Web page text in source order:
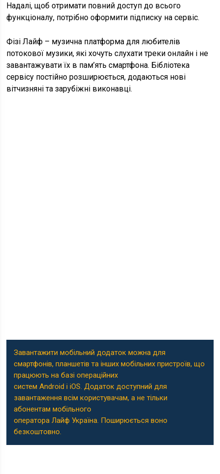
Надалі, щоб отримати повний доступ до всього
функціоналу, потрібно оформити підписку на сервіс.
Фізі Лайф – музична платформа для любителів
потокової музики, які хочуть слухати треки онлайн і не
завантажувати їх в пам’ять смартфона. Бібліотека
сервісу постійно розширюється, додаються нові
вітчизняні та зарубіжні виконавці.
Завантажити мобільний додаток можна для
смартфонів, планшетів та інших мобільних пристроїв, що
працюють на базі операційних
систем Android і iOS. Додаток доступний для
завантаження всім користувачам, а не тільки
абонентам мобільного
оператора Лайф Україна. Поширюється воно
безкоштовно.